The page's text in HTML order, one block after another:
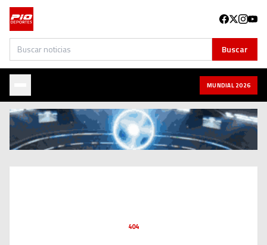
Buscar Buscar
MUNDIAL 2026
404